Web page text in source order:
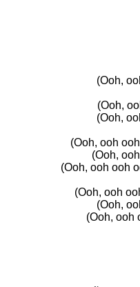
(Ooh,
(Ooh,
(Ooh,
(Ooh, ooh
(Ooh,
(Ooh, ooh ooh
(Ooh, ooh
(Ooh,
(Ooh, ooh